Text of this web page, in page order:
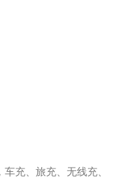
充、旅充、无线充、